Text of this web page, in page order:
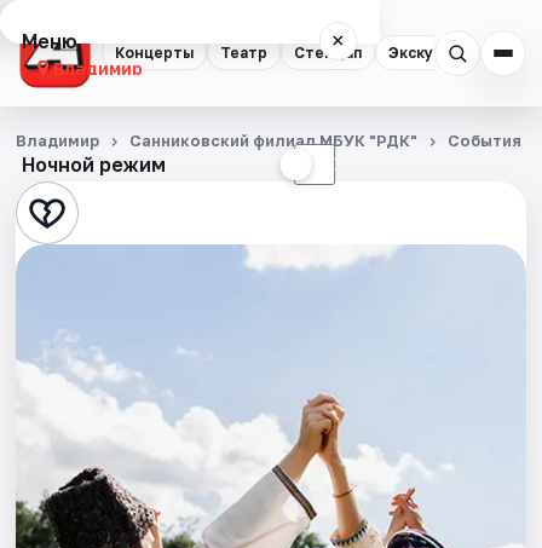
Концерты Театр Стендап Экскурсии
Меню ×
Владимир
Концерты
Театр
Стендап
События
Города
Площадки
Ночной режим ☾
Владимир Санниковский филиал МБУК "РДК" События